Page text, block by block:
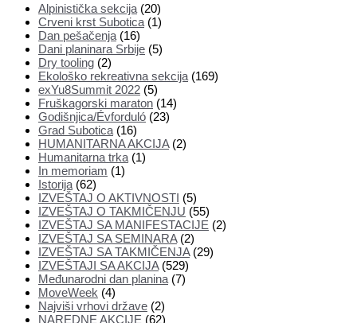
Alpinistička sekcija (20)
Crveni krst Subotica (1)
Dan pešačenja (16)
Dani planinara Srbije (5)
Dry tooling (2)
Ekološko rekreativna sekcija (169)
exYu8Summit 2022 (5)
Fruškagorski maraton (14)
Godišnjica/Évforduló (23)
Grad Subotica (16)
HUMANITARNA AKCIJA(2)
Humanitarna trka (1)
In memoriam (1)
Istorija (62)
IZVEŠTAJ O AKTIVNOSTI (5)
IZVEŠTAJ O TAKMIČENJU (55)
IZVEŠTAJ SA MANIFESTACIJE (2)
IZVEŠTAJ SA SEMINARA(2)
IZVEŠTAJ SA TAKMIČENJA(29)
IZVEŠTAJI SA AKCIJA(529)
Međunarodni dan planina (7)
MoveWeek (4)
Najviši vrhovi države (2)
NAREDNE AKCIJE (62)